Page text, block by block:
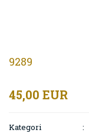
9289
45,00 EUR
Kategori